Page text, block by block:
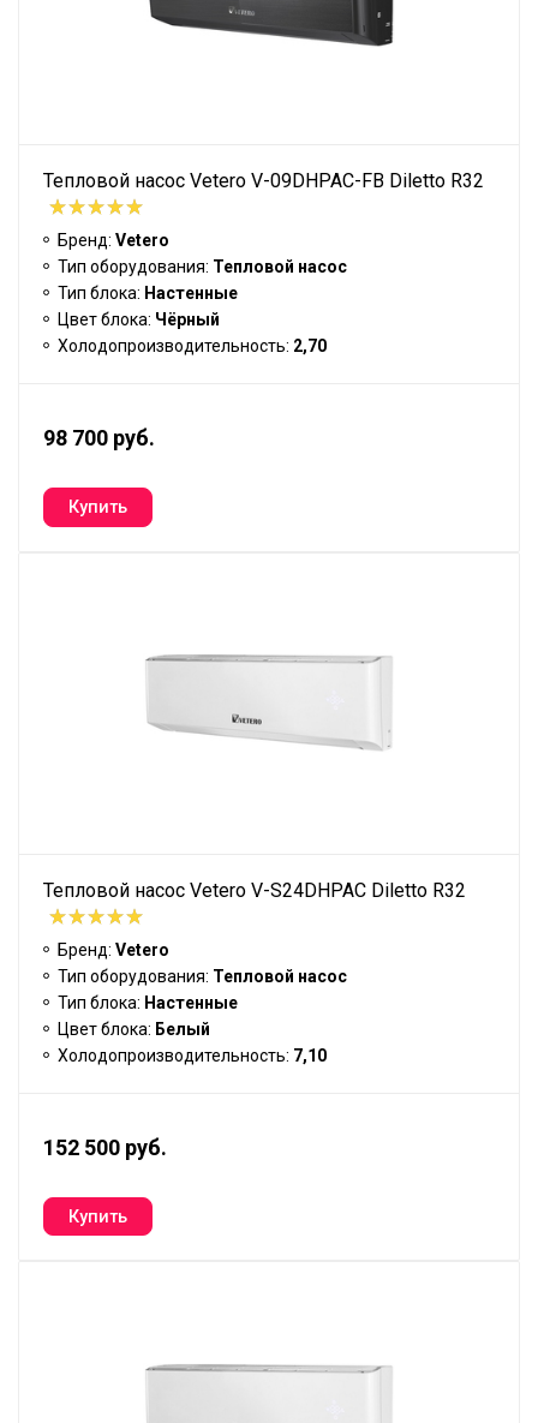
Тепловой насос Vetero V-09DHPAC-FB Diletto R32
Бренд: Vetero
Тип оборудования: Тепловой насос
Тип блока: Настенные
Цвет блока: Чёрный
Холодопроизводительность: 2,70
98 700 руб.
Тепловой насос Vetero V-S24DHPAC Diletto R32
Бренд: Vetero
Тип оборудования: Тепловой насос
Тип блока: Настенные
Цвет блока: Белый
Холодопроизводительность: 7,10
152 500 руб.